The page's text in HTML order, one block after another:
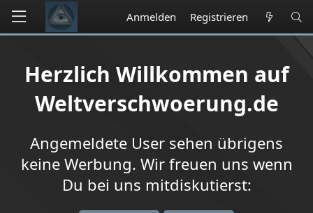
Anmelden Registrieren
Herzlich Willkommen auf
Weltverschwoerung.de
Angemeldete User sehen übrigens
keine Werbung. Wir freuen uns wenn
Du bei uns mitdiskutierst: